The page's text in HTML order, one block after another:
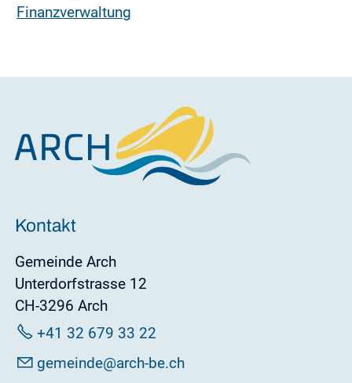
Finanzverwaltung
Kontakt
Gemeinde Arch
Unterdorfstrasse 12
CH-3296 Arch
+41 32 679 33 22
g m nd rch-b
ch